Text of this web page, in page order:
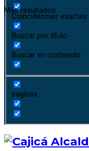
Más resultados
Coincidencias exactas
Buscar por título
Buscar en contenido
paginas